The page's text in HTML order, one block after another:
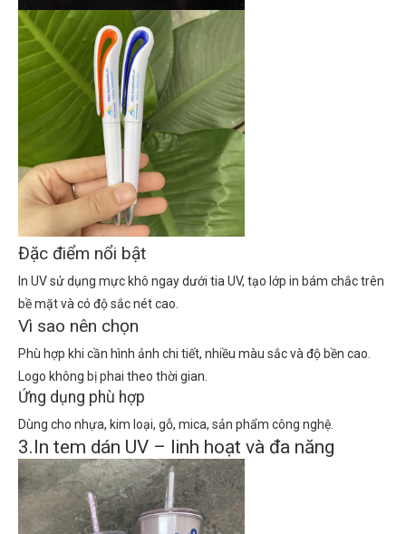
Đặc điểm nổi bật
In UV sử dụng mực khô ngay dưới tia UV, tạo lớp in bám chắc trên
bề mặt và có độ sắc nét cao.
Vì sao nên chọn
Phù hợp khi cần hình ảnh chi tiết, nhiều màu sắc và độ bền cao.
Logo không bị phai theo thời gian.
Ứng dụng phù hợp
Dùng cho nhựa, kim loại, gỗ, mica, sản phẩm công nghệ.
3.In tem dán UV – linh hoạt và đa năng